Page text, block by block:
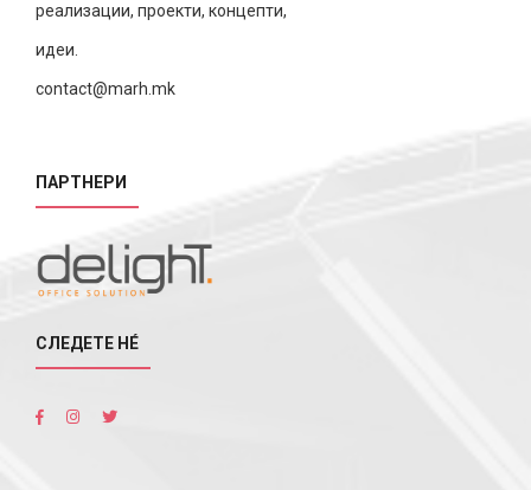
реализации, проекти, концепти,
идеи.
contact@marh.mk
ПАРТНЕРИ
СЛЕДЕТЕ НÉ